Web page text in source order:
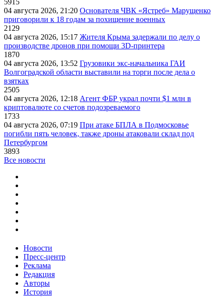
5915
04 августа 2026, 21:20 Основателя ЧВК «Ястреб» Марущенко
приговорили к 18 годам за похищение военных
2129
04 августа 2026, 15:17 Жителя Крыма задержали по делу о
производстве дронов при помощи 3D‑принтера
1870
04 августа 2026, 13:52 Грузовики экс-начальника ГАИ
Волгоградской области выставили на торги после дела о
взятках
2505
04 августа 2026, 12:18 Агент ФБР украл почти $1 млн в
криптовалюте со счетов подозреваемого
1733
04 августа 2026, 07:19 При атаке БПЛА в Подмосковье
погибли пять человек, также дроны атаковали склад под
Петербургом
3893
Все новости
Новости
Пресс-центр
Реклама
Редакция
Авторы
История